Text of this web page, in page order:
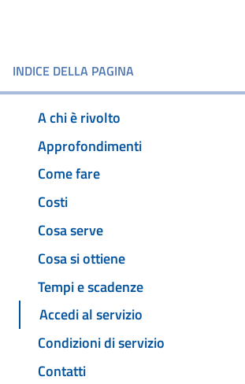
INDICE DELLA PAGINA
A chi è rivolto
Approfondimenti
Come fare
Costi
Cosa serve
Cosa si ottiene
Tempi e scadenze
Accedi al servizio
Condizioni di servizio
Contatti